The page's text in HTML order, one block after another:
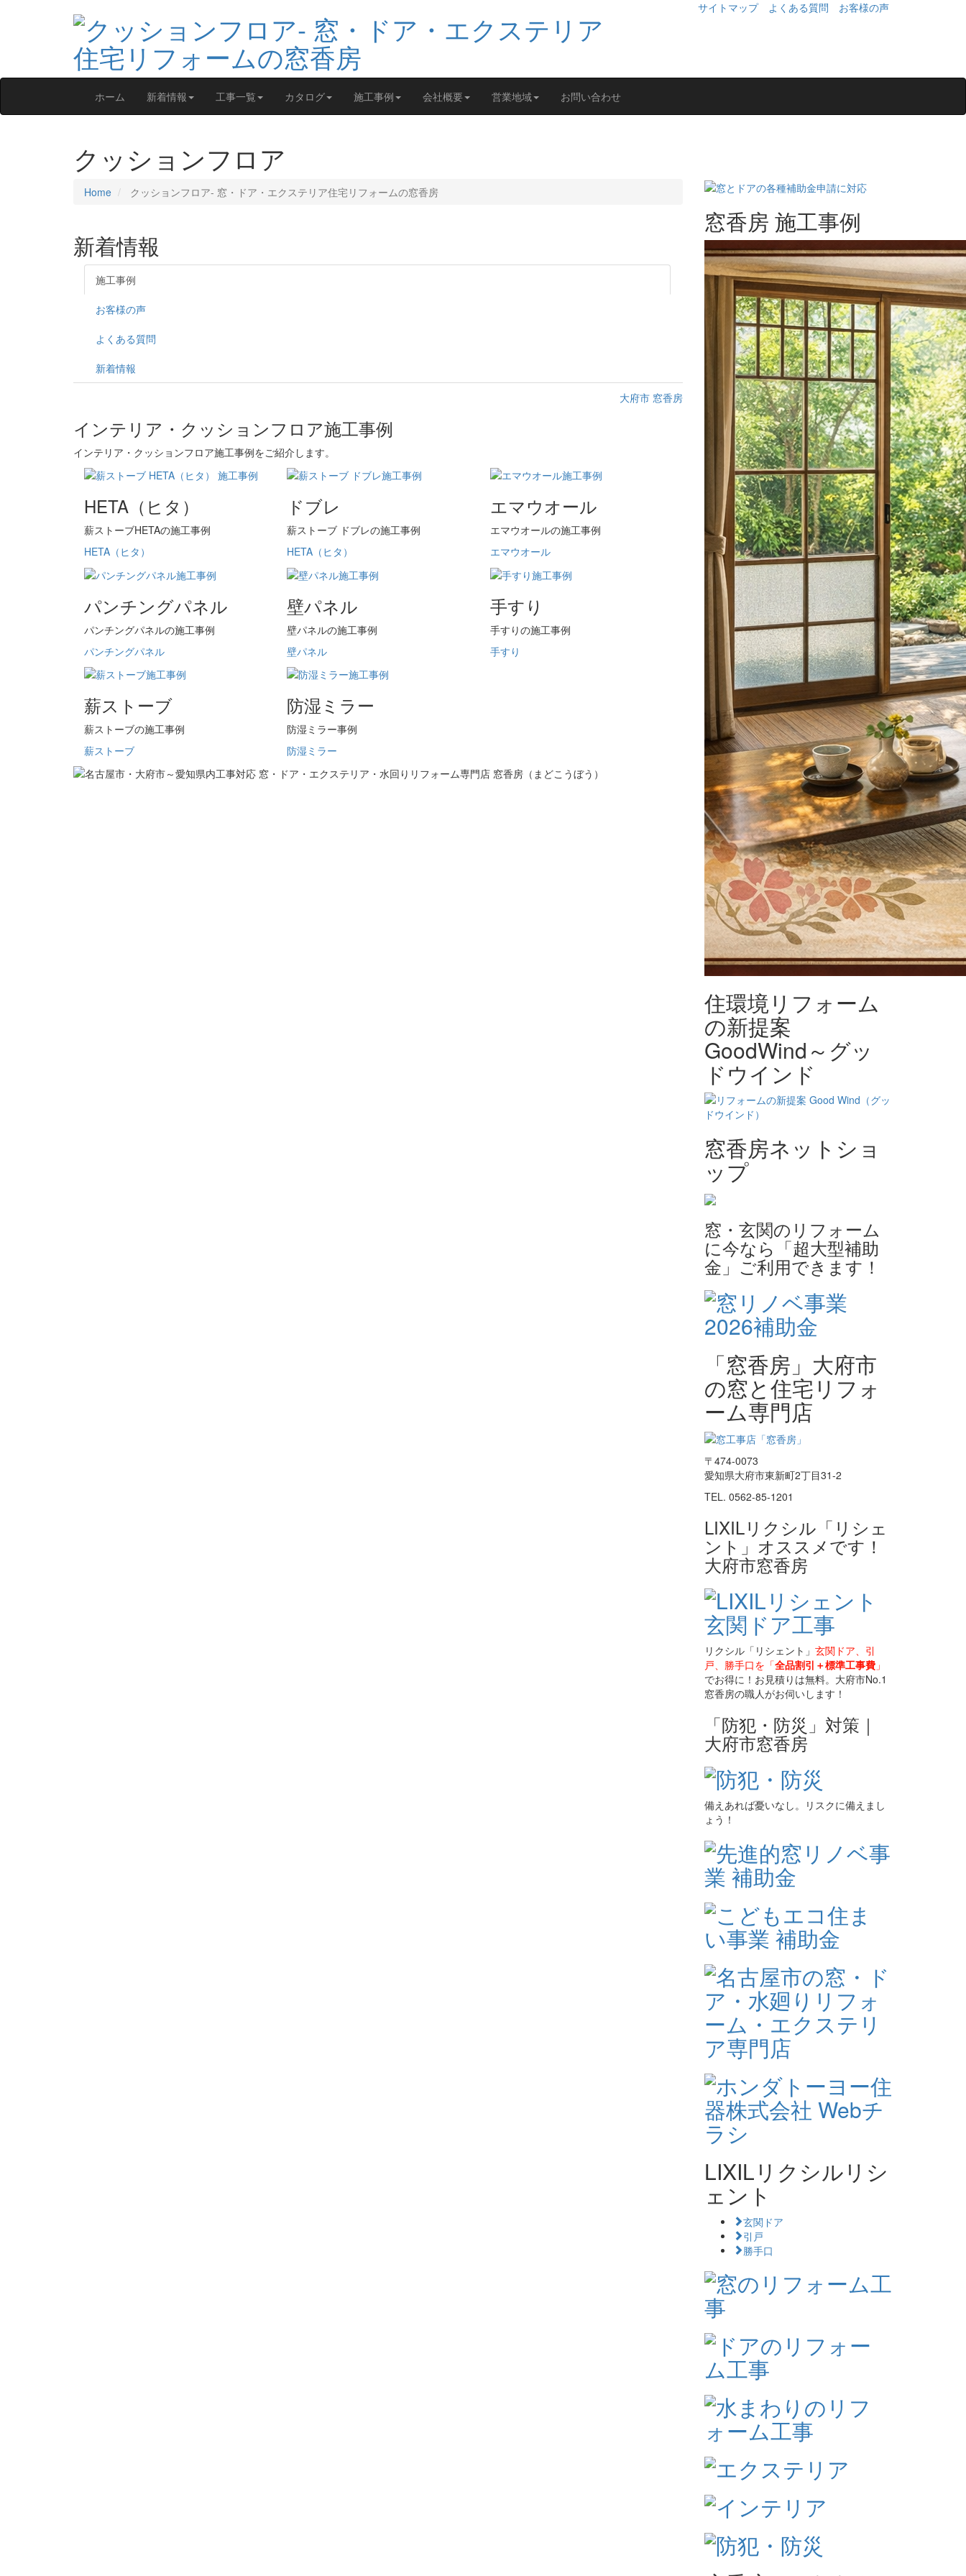
サイトマップ よくある質問 お客様の声
ホーム 新着情報 工事一覧 カタログ 施工事例 会社概要 営業地域 お問い合わせ
クッションフロア
Home クッションフロア‐ 窓・ドア・エクステリア住宅リフォームの窓香房
新着情報
施工事例
お客様の声
よくある質問
新着情報
大府市 窓香房
インテリア・クッションフロア施工事例
インテリア・クッションフロア施工事例をご紹介します。
HETA（ヒタ）
薪ストーブHETAの施工事例
HETA（ヒタ）
ドブレ
薪ストーブ ドブレの施工事例
HETA（ヒタ）
エマウオール
エマウオールの施工事例
エマウオール
パンチングパネル
パンチングパネルの施工事例
パンチングパネル
壁パネル
壁パネルの施工事例
壁パネル
手すり
手すりの施工事例
手すり
薪ストーブ
薪ストーブの施工事例
薪ストーブ
防湿ミラー
防湿ミラー事例
防湿ミラー
窓香房 施工事例
住環境リフォーム
の新提案
GoodWind～グッ
ドウインド
窓香房ネットショ
ップ
窓・玄関のリフォーム
に今なら「超大型補助
金」ご利用できます！
「窓香房」大府市
の窓と住宅リフォ
ーム専門店
〒474-0073
愛知県大府市東新町2丁目31-2
TEL. 0562-85-1201
LIXILリクシル「リシェ
ント」オススメです！
大府市窓香房
リクシル「リシェント」 玄関ドア、引
戸、勝手口を「全品割引＋標準工事費」
でお得に！お見積りは無料。大府市No.1
窓香房の職人がお伺いします！
「防犯・防災」対策｜
大府市窓香房
備えあれば憂いなし。リスクに備えまし
ょう！
LIXILリクシルリシ
ェント
玄関ドア
引戸
勝手口